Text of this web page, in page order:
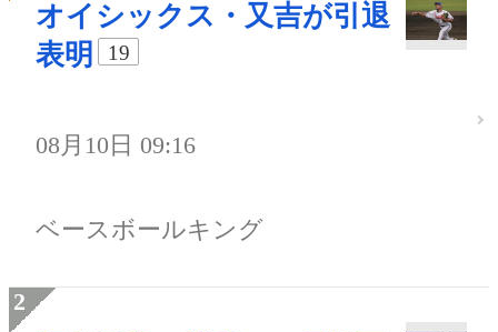
オイシックス・又吉が引退
表明
19
08月10日 09:16
ベースボールキング